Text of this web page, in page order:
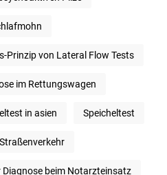
Prinzip von Lateral Flow Tests
im Rettungswagen
in asien Speicheltest
Diagnose beim Notarzteinsatz